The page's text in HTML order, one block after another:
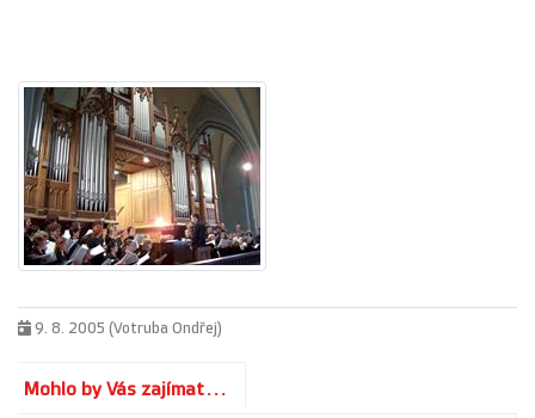
9. 8. 2005 (Votruba Ondřej)
Mohlo by Vás zajímat...